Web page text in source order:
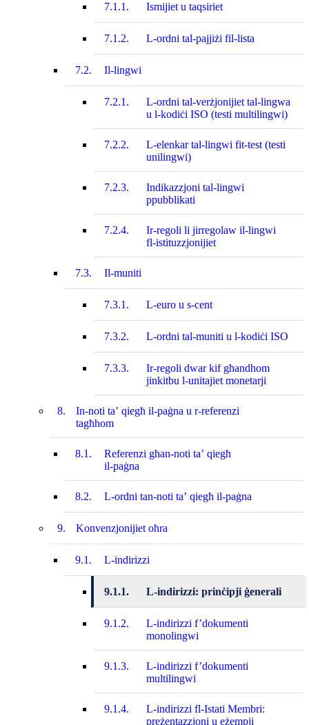
7.1.1. Ismijiet u taqsiriet
7.1.2. L-ordni tal-pajjiżi fil-lista
7.2. Il-lingwi
7.2.1.
L-ordni tal-verżjonijiet tal-lingwa
u l‑kodiċi ISO (testi multilingwi)
7.2.2.
L-elenkar tal-lingwi fit-test (testi
unilingwi)
7.2.3.
Indikazzjoni tal-lingwi
ppubblikati
7.2.4.
Ir-regoli li jirregolaw il‑lingwi
fl‑istituzzjonijiet
7.3. Il-muniti
7.3.1. L-euro u s-cent
7.3.2. L-ordni tal-muniti u l‑kodiċi ISO
7.3.3.
Ir-regoli dwar kif għandhom
jinkitbu l‑unitajiet monetarji
8.
In-noti ta’ qiegħ il‑paġna u r‑referenzi
tagħhom
8.1.
Referenzi għan-noti ta’ qiegħ
il‑paġna
8.2. L-ordni tan-noti ta’ qiegħ il‑paġna
9. Konvenzjonijiet oħra
9.1. L-indirizzi
9.1.1. L-indirizzi: prinċipji ġenerali
9.1.2.
L-indirizzi f’dokumenti
monolingwi
9.1.3.
L-indirizzi f’dokumenti
multilingwi
9.1.4.
L-indirizzi fl‑Istati Membri:
preżentazzjoni u eżempji